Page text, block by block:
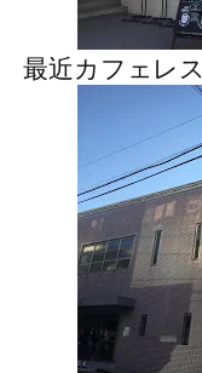
最近カフェレ